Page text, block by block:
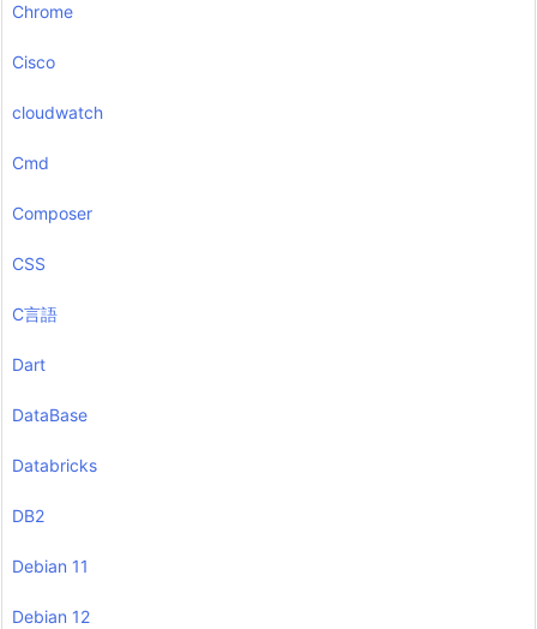
Chrome
Cisco
cloudwatch
Cmd
Composer
CSS
C言語
Dart
DataBase
Databricks
DB2
Debian 11
Debian 12